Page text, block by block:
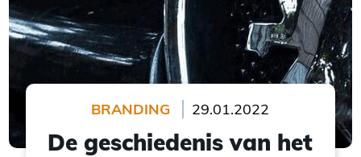
BRANDING 29.01.2022
De geschiedenis van het